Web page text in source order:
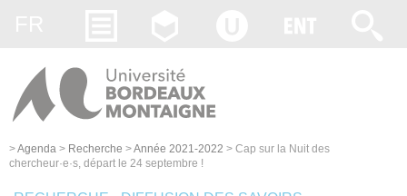
>Agenda > Recherche >Année 2021-2022 > Cap sur la Nuit des
chercheur·e·s, départ le 24 septembre !